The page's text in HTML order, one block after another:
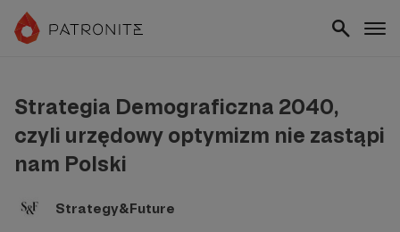
Strategia Demograficzna 2040,
czyli urzędowy optymizm nie zastąpi
nam Polski
Strategy&Future